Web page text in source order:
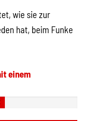
wie sie zur
hat, beim Funke
einem